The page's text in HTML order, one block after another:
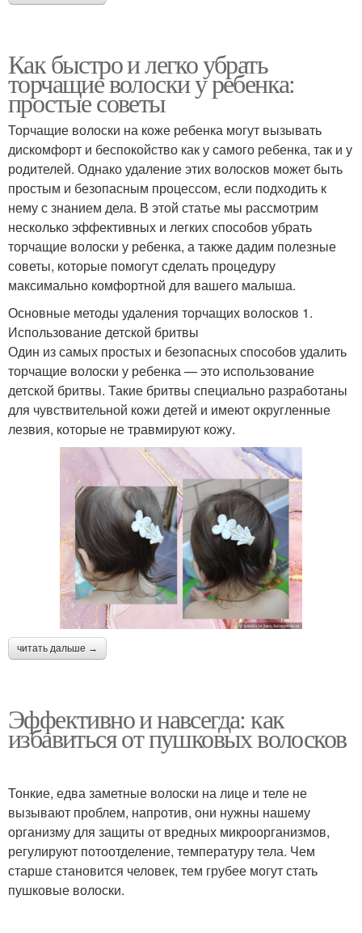
Как быстро и легко убрать
торчащие волоски у ребенка:
простые советы
Торчащие волоски на коже ребенка могут вызывать
дискомфорт и беспокойство как у самого ребенка, так и у
родителей. Однако удаление этих волосков может быть
простым и безопасным процессом, если подходить к
нему с знанием дела. В этой статье мы рассмотрим
несколько эффективных и легких способов убрать
торчащие волоски у ребенка, а также дадим полезные
советы, которые помогут сделать процедуру
максимально комфортной для вашего малыша.
Основные методы удаления торчащих волосков 1.
Использование детской бритвы
Один из самых простых и безопасных способов удалить
торчащие волоски у ребенка — это использование
детской бритвы. Такие бритвы специально разработаны
для чувствительной кожи детей и имеют округленные
лезвия, которые не травмируют кожу.
читать дальше →
Эффективно и навсегда: как
избавиться от пушковых волосков
Тонкие, едва заметные волоски на лице и теле не
вызывают проблем, напротив, они нужны нашему
организму для защиты от вредных микроорганизмов,
регулируют потоотделение, температуру тела. Чем
старше становится человек, тем грубее могут стать
пушковые волоски.